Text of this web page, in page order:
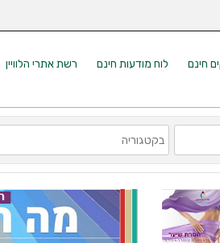
רשת אתרי הלוויין לוח מודעות חינם חינם